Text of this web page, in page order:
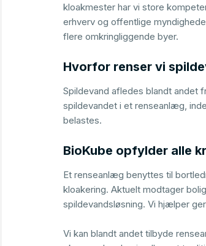
kloakmester har vi store
erhverv og offentlige
flere omkringliggende byer.
Hvorfor renser vi
Spildevand afledes blandt andet
spildevandet i et renseanlæg,
belastes.
BioKube opfylder alle
Et renseanlæg benyttes til
kloakering. Aktuelt modtager
spildevandsløsning. Vi hjælper
Vi kan blandt andet tilbyde